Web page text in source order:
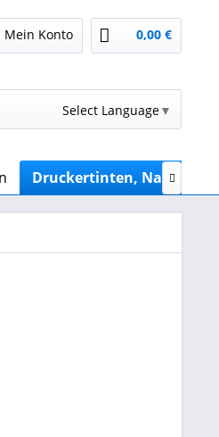
Mein Konto 0,00 €
Select Language▼
Druckertinten, 